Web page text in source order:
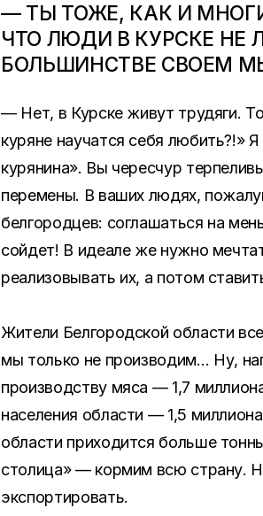
— ТЫ ТОЖЕ, КАК И
ЧТО ЛЮДИ В КУРСКЕ НЕ
БОЛЬШИНСТВЕ СВОЕМ
— Нет, в Курске живут трудяги.
куряне научатся себя любить?!»
курянина». Вы чересчур
перемены. В ваших людях,
белгородцев: соглашаться на
сойдет! В идеале же нужно
реализовывать их, а потом
Жители Белгородской области
мы только не производим… Ну,
производству мяса — 1,7
населения области — 1,5
области приходится больше
столица» — кормим всю страну.
экспортировать.